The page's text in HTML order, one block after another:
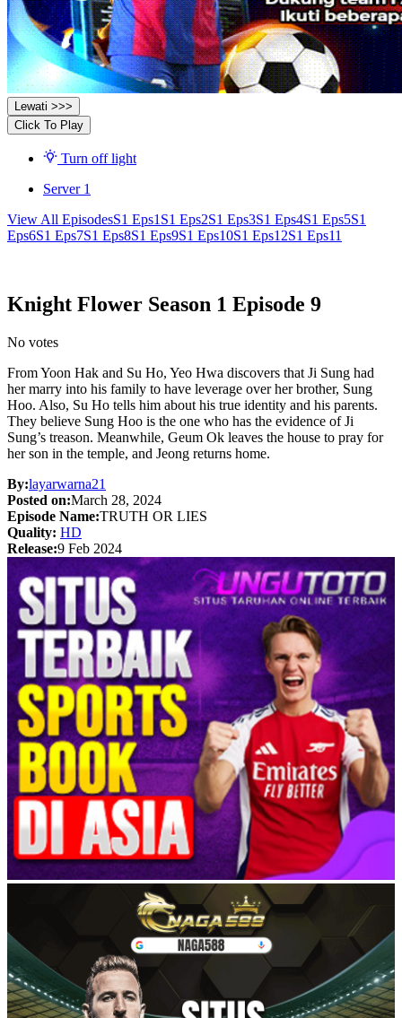
Lewati >>>
Click To Play
Turn off light
Server 1
View All EpisodesS1 Eps1 S1 Eps2S1 Eps3S1 Eps4S1 Eps5S1
Eps6S1 Eps7S1 Eps8S1 Eps9S1 Eps10S1 Eps12S1 Eps11
Knight Flower Season 1 Episode 9
No votes
From Yoon Hak and Su Ho, Yeo Hwa discovers that Ji Sung had
her marry into his family to have leverage over her brother, Sung
Hoo. Also, Su Ho tells him about his true identity and his parents.
They believe Sung Hoo is the one who has the evidence of Ji
Sung’s treason. Meanwhile, Geum Ok leaves the house to pray for
her son in the temple, and Jeong returns home.
By:layarwarna21
Posted on:March 28, 2024
Episode Name:TRUTH OR LIES
Quality: HD
Release:9 Feb 2024